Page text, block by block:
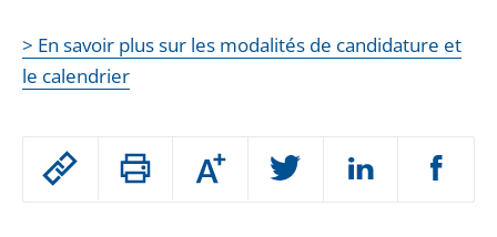
Passer
Augmenter
ou
> En savoir plus sur les modalités de candidature et
le calendrier